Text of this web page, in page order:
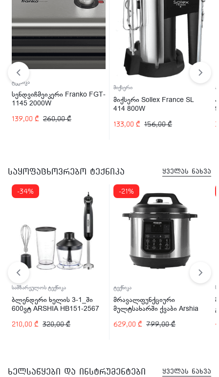
ტექნიკა
სენდვიჩმეიკერი Franko FGT-
1145 2000W
260,00₾
139,00 ₾
მიქსერი
მიქსერი Sollex France SL
414 800W
156,00₾
133,00 ₾
საყოფაცხოვრებო ტექნიკა ყველას ნახვა
-34%
სამზარეულოს ტექნიკა
ბლენდერი ხელის 3-1_ში
600ვტ ARSHIA HB151-2567
320,00₾
210,00 ₾
-21%
ტექნიკა
მრავალფუნქციური
მულტსახარში ქვაბი Arshia
799,00₾
629,00 ₾
ხელსაწყები და ინსტრუმენტები ყველას ნახვა